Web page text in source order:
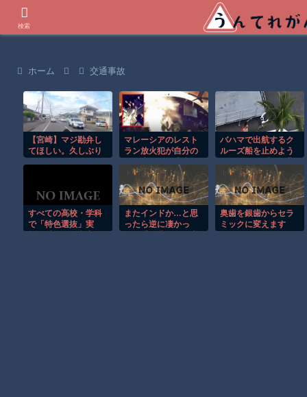
ホーム 交通事故
【宮崎】マジ勘弁し
てほしい。久しぶり
マレーシアのレスト
ラン放火犯が自分の
る瞬間！！
バハマで出航するク
ルーズ船を止めよう
劇！！
すべての高校・学科
で「特色選抜」実
またインドか…と思
ったら逆に凄かっ
奥歯を銀歯からセラ
ミックに変えます
検索